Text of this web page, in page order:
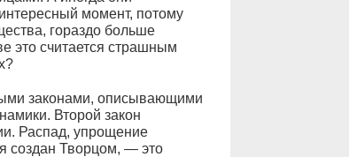
момент, потому
гораздо больше
это считается страшным
законами, описывающими
Второй закон
Распад, упрощение
создан Творцом, — это